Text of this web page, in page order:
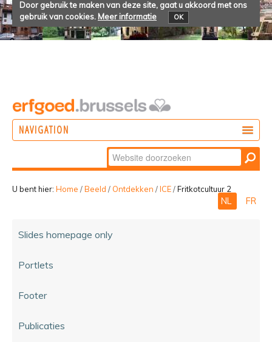
Door gebruik te maken van deze site, gaat u akkoord met ons
gebruik van cookies. Meer informatie OK
NAVIGATION
Zoek
Geavanceerd
zoeken...
U bent hier: Home /Beeld / Ontdekken /ICE/Fritkotcultuur 2
NL FR
Slides homepage only
Portlets
Footer
Publicaties